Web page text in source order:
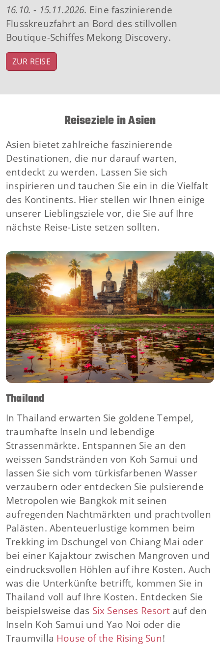
16.10. - 15.11.2026. Eine faszinierende
Flusskreuzfahrt an Bord des stillvollen
Boutique-Schiffes Mekong Discovery.
ZUR REISE
Reiseziele in Asien
Asien bietet zahlreiche faszinierende
Destinationen, die nur darauf warten,
entdeckt zu werden. Lassen Sie sich
inspirieren und tauchen Sie ein in die Vielfalt
des Kontinents. Hier stellen wir Ihnen einige
unserer Lieblingsziele vor, die Sie auf Ihre
nächste Reise-Liste setzen sollten.
Thailand
In Thailand erwarten Sie goldene Tempel,
traumhafte Inseln und lebendige
Strassenmärkte. Entspannen Sie an den
weissen Sandstränden von Koh Samui und
lassen Sie sich vom türkisfarbenen Wasser
verzaubern oder entdecken Sie pulsierende
Metropolen wie Bangkok mit seinen
aufregenden Nachtmärkten und prachtvollen
Palästen. Abenteuerlustige kommen beim
Trekking im Dschungel von Chiang Mai oder
bei einer Kajaktour zwischen Mangroven und
eindrucksvollen Höhlen auf ihre Kosten. Auch
was die Unterkünfte betrifft, kommen Sie in
Thailand voll auf Ihre Kosten. Entdecken Sie
beispielsweise das Six Senses Resortauf den
Inseln Koh Samui und Yao Noi oder die
Traumvilla House of the Rising Sun!